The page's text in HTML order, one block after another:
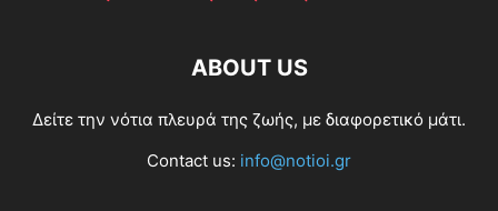
ABOUT US
Δείτε την νότια πλευρά της ζωής, με διαφορετικό μάτι.
Contact us: info@notioi.gr